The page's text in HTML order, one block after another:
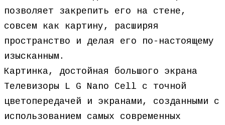
позволяет закрепить его на стене,
совсем как картину, расширяя
пространство и делая его по-настоящему
изысканным.
Картинка, достойная большого экрана
Телевизоры L G Nano Cell с точной
цветопередачей и экранами, созданными с
использованием самых современных